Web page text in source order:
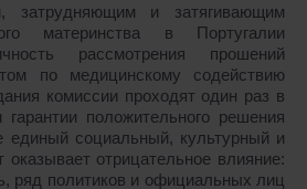
затрудняющим и затягивающим
материнства в Португалии
рассмотрения прошений
по медицинскому содействию
комиссии проходят один раз в
положительного решения
единый социальный, культурный и
оказывает отрицательное влияние:
ряд политиков и официальных лиц